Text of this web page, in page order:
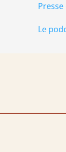
Le